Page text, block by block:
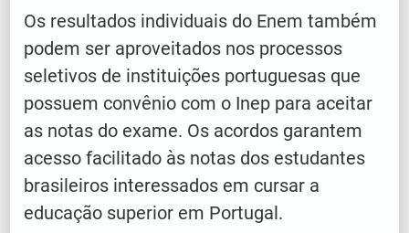
Os resultados individuais do Enem também
podem ser aproveitados nos processos
seletivos de instituições portuguesas que
possuem convênio com o Inep para aceitar
as notas do exame. Os acordos garantem
acesso facilitado às notas dos estudantes
brasileiros interessados em cursar a
educação superior em Portugal.